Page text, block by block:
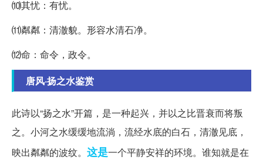
⑽其忧：有忧。
⑾粼粼：清澈貌。形容水清石净。
⑿命：命令，政令。
唐风·扬之水鉴赏
此诗以“扬之水”开篇，是一种起兴，并以之比晋衰而将叛
之。小河之水缓缓地流淌，流经水底的白石，清澈见底，
映出粼粼的波纹。 这是一个平静安祥的环境。谁知就是在